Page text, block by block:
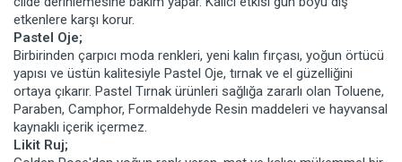
etkenlere karşı korur.
Pastel Oje;
Birbirinden çarpıcı moda renkleri, yeni kalın fırçası, yoğun örtücü
yapısı ve üstün kalitesiyle Pastel Oje, tırnak ve el güzelliğini
ortaya çıkarır. Pastel Tırnak ürünleri sağlığa zararlı olan Toluene,
Paraben, Camphor, Formaldehyde Resin maddeleri ve hayvansal
kaynaklı içerik içermez.
Likit Ruj;